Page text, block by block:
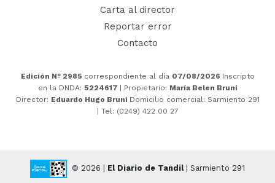
Carta al director
Reportar error
Contacto
Edición Nº 2985 correspondiente al día 07/08/2026 Inscripto
en la DNDA: 5224617 | Propietario: María Belen Bruni
Director: Eduardo Hugo Bruni Domicilio comercial: Sarmiento 291
| Tel: (0249) 422 00 27
© 2026 | El Diario de Tandil| Sarmiento 291